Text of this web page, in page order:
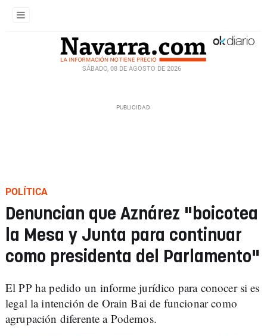
SÁBADO, 08 DE AGOSTO DE 2026
POLÍTICA
Denuncian que Aznárez "boicotea
la Mesa y Junta para continuar
como presidenta del Parlamento"
El PP ha pedido un informe jurídico para conocer si es
legal la intención de Orain Bai de funcionar como
agrupación diferente a Podemos.